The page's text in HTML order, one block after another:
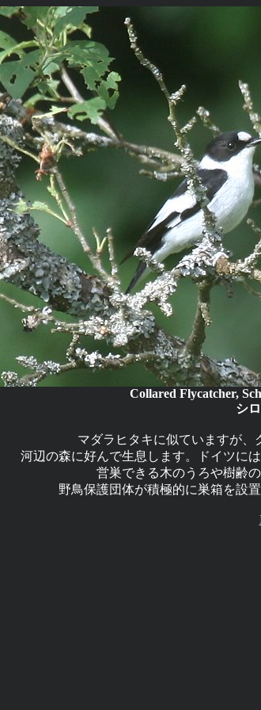
Collared Flycatcher,
シ
マダラヒタキに似ていますが、
河辺の森に好んで生息します。ドイツに
営巣できる木のうろや樹齢
野鳥保護団体が積極的に巣箱を設